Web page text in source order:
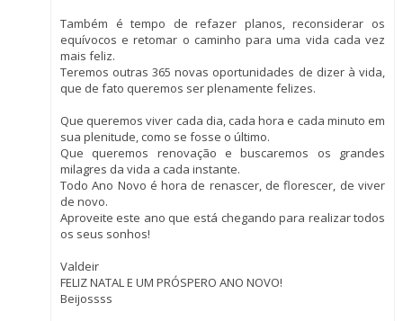
Também é tempo de refazer planos, reconsiderar os
equívocos e retomar o caminho para uma vida cada vez
mais feliz.
Teremos outras 365 novas oportunidades de dizer à vida,
que de fato queremos ser plenamente felizes.
Que queremos viver cada dia, cada hora e cada minuto em
sua plenitude, como se fosse o último.
Que queremos renovação e buscaremos os grandes
milagres da vida a cada instante.
Todo Ano Novo é hora de renascer, de florescer, de viver
de novo.
Aproveite este ano que está chegando para realizar todos
os seus sonhos!
Valdeir
FELIZ NATAL E UM PRÓSPERO ANO NOVO!
Beijossss